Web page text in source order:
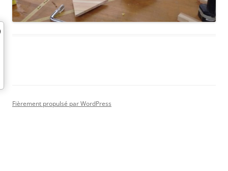
Fièrement propulsé par WordPress